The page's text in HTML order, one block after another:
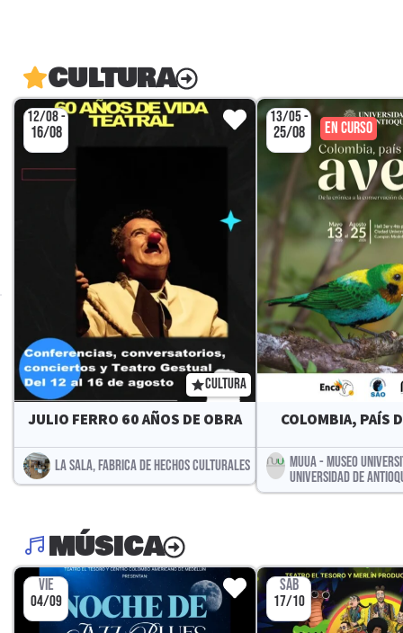
CULTURA
JULIO FERRO 60 AÑOS DE OBRA
LA SALA, FABRICA DE HECHOS CULTURALES
12/08 -
16/08
CULTURA
COLOMBIA, PAÍS
MUUA - MUSEO
UNIVERSIDAD DE
13/05 -
25/08 EN CURSO
MÚSICA
VIE
04/09
SÁB
17/10